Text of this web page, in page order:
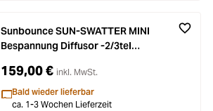
Sunbounce SUN-SWATTER MINI
Bespannung Diffusor -2/3tel
159,00 € inkl. MwSt.
Bald wieder lieferbar
ca. 1-3 Wochen Lieferzeit